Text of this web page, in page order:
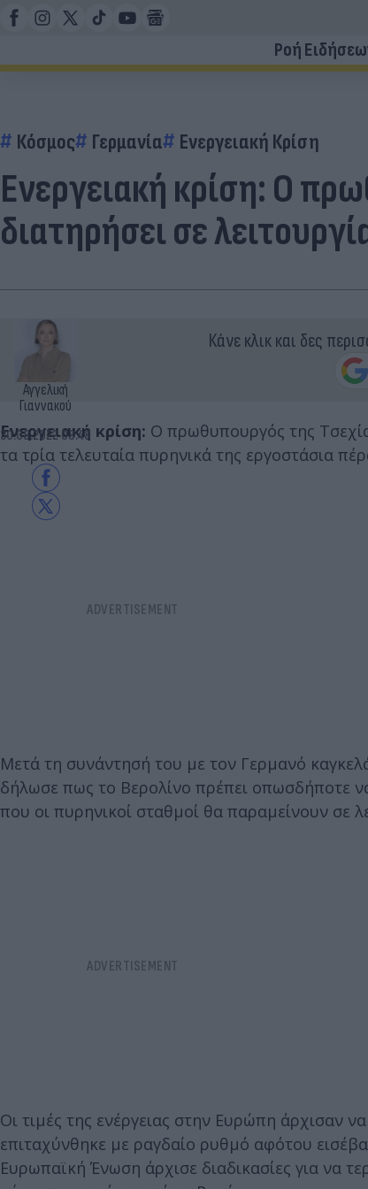
Ροή
Κόσμος Γερμανία Ενεργειακή Κρίση
Ενεργειακή κρίση: Ο
διατηρήσει σε
Αγγελική
Γιαννακού
30.08.2022 08:48
Κάνε κλικ και δες
Ενεργειακή κρίση: Ο πρωθυπουργός της
τα τρία τελευταία πυρηνικά της εργοστάσια
Μετά τη συνάντησή του με τον Γερμανό
δήλωσε πως το Βερολίνο πρέπει οπωσδήποτε
που οι πυρηνικοί σταθμοί θα παραμείνουν σε
Οι τιμές της ενέργειας στην Ευρώπη
επιταχύνθηκε με ραγδαίο ρυθμό αφότου
Ευρωπαϊκή Ένωση άρχισε διαδικασίες για να